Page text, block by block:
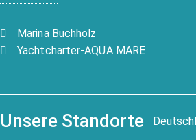
Marina Buchholz
Yachtcharter-AQUA MARE
Unsere Standorte